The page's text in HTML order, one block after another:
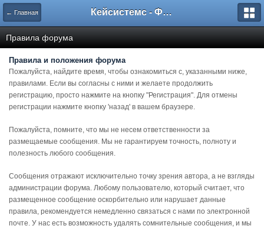
← Главная Кейсистемс - Форумы
Правила форума
Правила и положения форума
Пожалуйста, найдите время, чтобы ознакомиться с, указанными ниже,
правилами. Если вы согласны с ними и желаете продолжить
регистрацию, просто нажмите на кнопку "Регистрация". Для отмены
регистрации нажмите кнопку 'назад' в вашем браузере.
Пожалуйста, помните, что мы не несем ответственности за
размещаемые сообщения. Мы не гарантируем точность, полноту и
полезность любого сообщения.
Сообщения отражают исключительно точку зрения автора, а не взгляды
администрации форума. Любому пользователю, который считает, что
размещенное сообщение оскорбительно или нарушает данные
правила, рекомендуется немедленно связаться с нами по электронной
почте. У нас есть возможность удалять сомнительные сообщения, и мы